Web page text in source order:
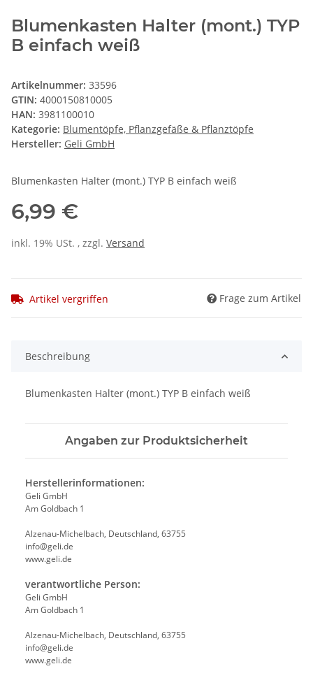
Blumenkasten Halter (mont.) TYP
B einfach weiß
Artikelnummer: 33596
GTIN: 4000150810005
HAN: 3981100010
Kategorie: Blumentöpfe, Pflanzgefäße & Pflanztöpfe
Hersteller: Geli GmbH
Blumenkasten Halter (mont.) TYP B einfach weiß
6,99 €
inkl. 19% USt. , zzgl. Versand
Artikel vergriffen Frage zum Artikel
Beschreibung
Blumenkasten Halter (mont.) TYP B einfach weiß
Angaben zur Produktsicherheit
Herstellerinformationen:
Geli GmbH
Am Goldbach 1
Alzenau-Michelbach, Deutschland, 63755
info@geli.de
www.geli.de
verantwortliche Person:
Geli GmbH
Am Goldbach 1
Alzenau-Michelbach, Deutschland, 63755
info@geli.de
www.geli.de